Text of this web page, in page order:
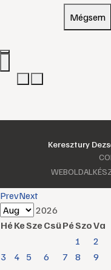
Mégsem
Keresztury
PrevNext
2026
HéKeSzeCsüPéSzoVa
1
2
3
4 5 6 7 8
9